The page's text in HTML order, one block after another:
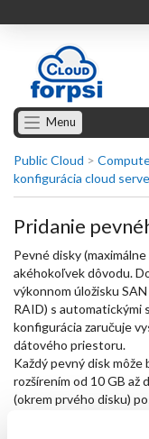
Menu
Public Cloud >
konfigurácia cloud
Pridanie
Pevné disky
akéhokoľvek dôvodu.
výkonnom úložisku
RAID) s automatickými
konfigurácia zaručuje
dátového priestoru.
Každý pevný disk
rozšírením od 10 GB až
(okrem prvého disku)